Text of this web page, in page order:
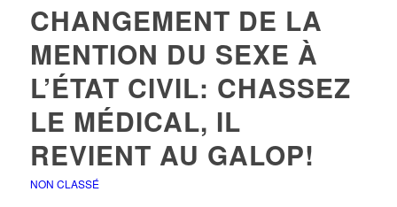
CHANGEMENT DE LA
MENTION DU SEXE À
L’ÉTAT CIVIL: CHASSEZ
LE MÉDICAL, IL
REVIENT AU GALOP!
NON CLASSÉ